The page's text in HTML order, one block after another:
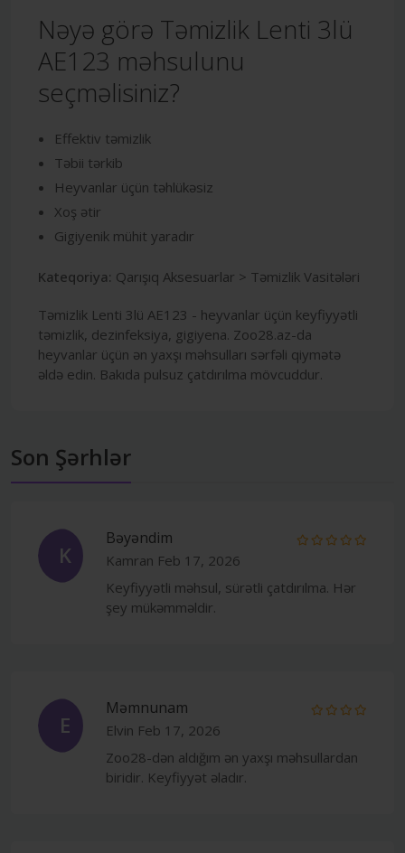
Nəyə görə Təmizlik Lenti 3lü
AE123 məhsulunu
seçməlisiniz?
Effektiv təmizlik
Təbii tərkib
Heyvanlar üçün təhlükəsiz
Xoş ətir
Gigiyenik mühit yaradır
Kateqoriya: Qarışıq Aksesuarlar > Təmizlik Vasitələri
Təmizlik Lenti 3lü AE123 - heyvanlar üçün keyfiyyətli
təmizlik, dezinfeksiya, gigiyena. Zoo28.az-da
heyvanlar üçün ən yaxşı məhsulları sərfəli qiymətə
əldə edin. Bakıda pulsuz çatdırılma mövcuddur.
Son Şərhlər
K
Bəyəndim
Kamran Feb 17, 2026
Keyfiyyətli məhsul, sürətli çatdırılma. Hər
şey mükəmməldir.
E
Məmnunam
Elvin Feb 17, 2026
Zoo28-dən aldığım ən yaxşı məhsullardan
biridir. Keyfiyyət əladır.